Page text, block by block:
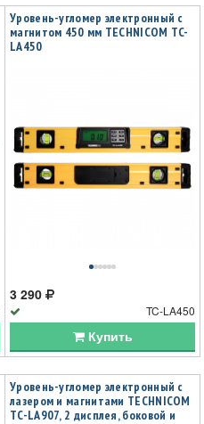
Уровень-угломер электронный с
магнитом 450 мм TECHNICOM TC-
LA450
3 290
TC-LA450
Купить
Уровень-угломер электронный с
лазером и магнитами TECHNICOM
TC-LA907, 2 дисплея, боковой и